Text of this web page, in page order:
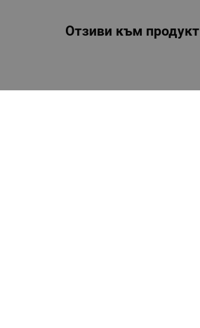
Отзиви към продукт